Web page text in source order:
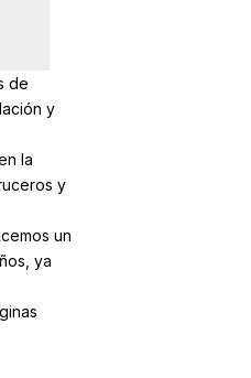
de
y
la
y
un
ya